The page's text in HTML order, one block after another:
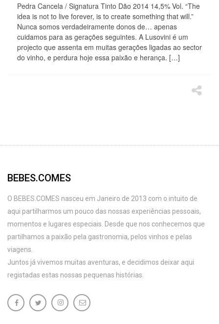
Pedra Cancela / Signatura Tinto Dão 2014 14,5% Vol. “The
idea is not to live forever, is to create something that will.”
Nunca somos verdadeiramente donos de… apenas
cuidamos para as gerações seguintes. A Lusovini é um
projecto que assenta em muitas gerações ligadas ao sector
do vinho, e perdura hoje essa paixão e herança. […]
BEBES.COMES
O BEBES.COMES nasceu em Janeiro de 2013 com o intuito de
aqui partilharmos um pouco das nossas experiências pessoais,
momentos e lugares especiais. Desde que nos conhecemos que
partilhamos a paixão pela gastronomia, pelos vinhos e pelas
viagens.
Juntos já vivemos muitas aventuras, e decidimos deixar aqui
registadas estas nossas pequenas histórias.